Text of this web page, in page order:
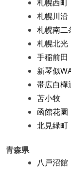
札幌西町
札幌川沿
札幌南二
札幌北光
手稲前田
新琴似
帯広白樺
苫小牧
函館花園
北見緑町
青森県
八戸沼館